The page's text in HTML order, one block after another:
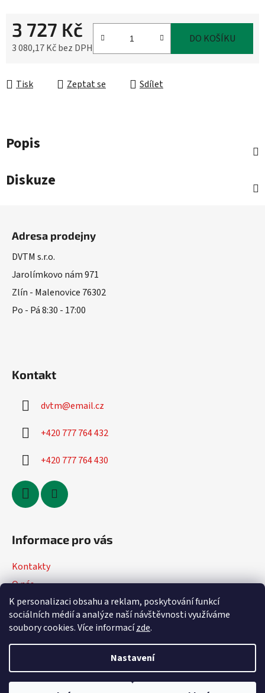
K personalizaci obsahu a reklam, poskytování funkcí
sociálních médií a analýze naší návštěvnosti využíváme
soubory cookies. Více informacízde.
Nastavení
3 727 Kč
3 080,17 Kč bez DPH
DO KOŠÍKU
Tisk Zeptat se Sdílet
Popis
Diskuze
Adresa prodejny
DVTM s.r.o.
Jarolímkovo nám 971
Zlín - Malenovice 76302
Po - Pá 8:30 - 17:00
Kontakt
dvtm@email.cz
+420 777 764 432
+420 777 764 430
Informace pro vás
Kontakty
O nás
Jak nakupovat
Obchodní podmínky
Vytvořil Shoptet